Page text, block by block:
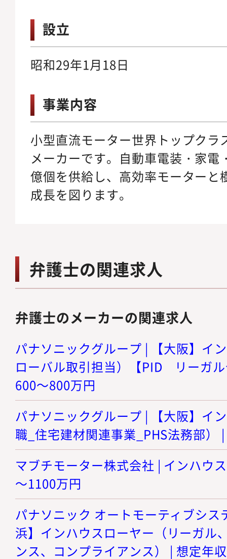
設立
昭和29年1月18日
事業内容
小型直流モーター世界トップクラ
メーカーです。自動車電装・家電
億個を供給し、高効率モーターと
成長を図ります。
弁護士の関連求人
弁護士のメーカーの関連求人
パナソニックグループ | 【大阪】イ
ローバル取引担当）【PID リーガ
600～800万円
パナソニックグループ | 【大阪】イ
職_住宅建材関連事業_PHS法務部）
マブチモーター株式会社 | インハウ
～1100万円
パナソニック オートモーティブシス
浜】インハウスローヤー（リーガル
ンス、コンプライアンス） | 想定年